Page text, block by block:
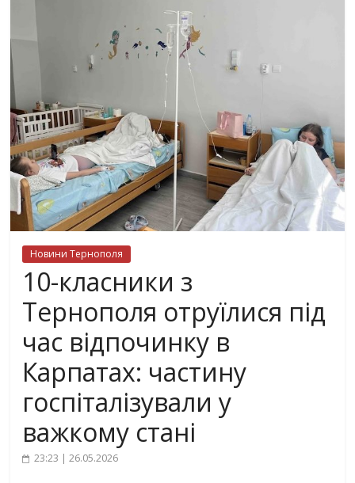
Новини Тернополя
10-класники з
Тернополя отруїлися під
час відпочинку в
Карпатах: частину
госпіталізували у
важкому стані
23:23 | 26.05.2026